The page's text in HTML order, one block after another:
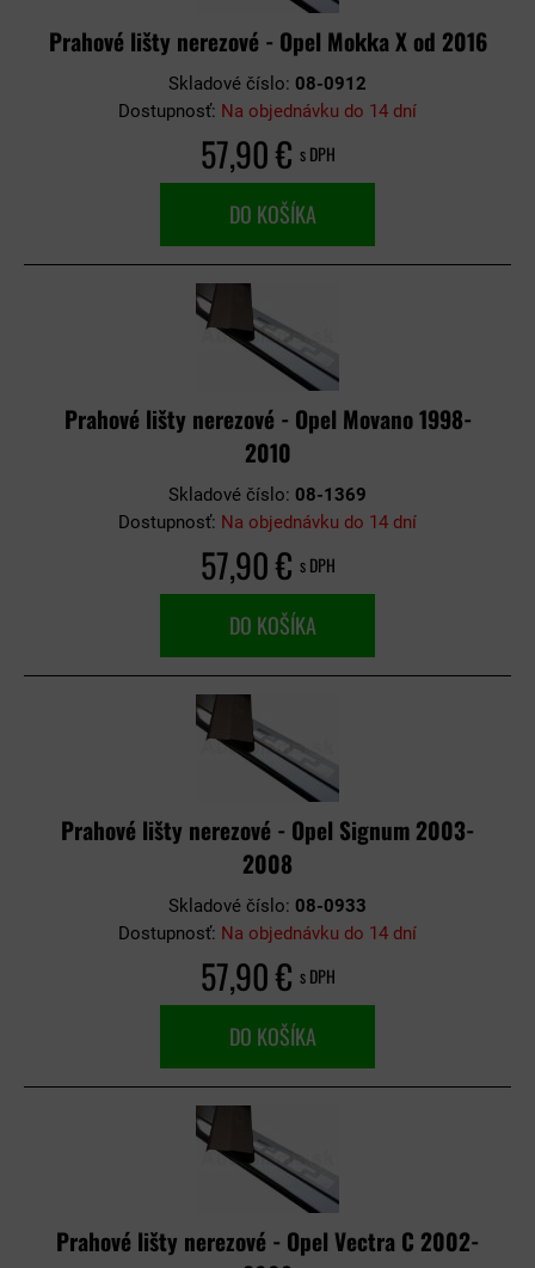
Prahové lišty nerezové - Opel Mokka X od 2016
Skladové číslo: 08-0912
Dostupnosť: Na objednávku do 14 dní
57,90 € s DPH
DO KOŠÍKA
Prahové lišty nerezové - Opel Movano 1998-
2010
Skladové číslo: 08-1369
Dostupnosť: Na objednávku do 14 dní
57,90 € s DPH
DO KOŠÍKA
Prahové lišty nerezové - Opel Signum 2003-
2008
Skladové číslo: 08-0933
Dostupnosť: Na objednávku do 14 dní
57,90 € s DPH
DO KOŠÍKA
Prahové lišty nerezové - Opel Vectra C 2002-